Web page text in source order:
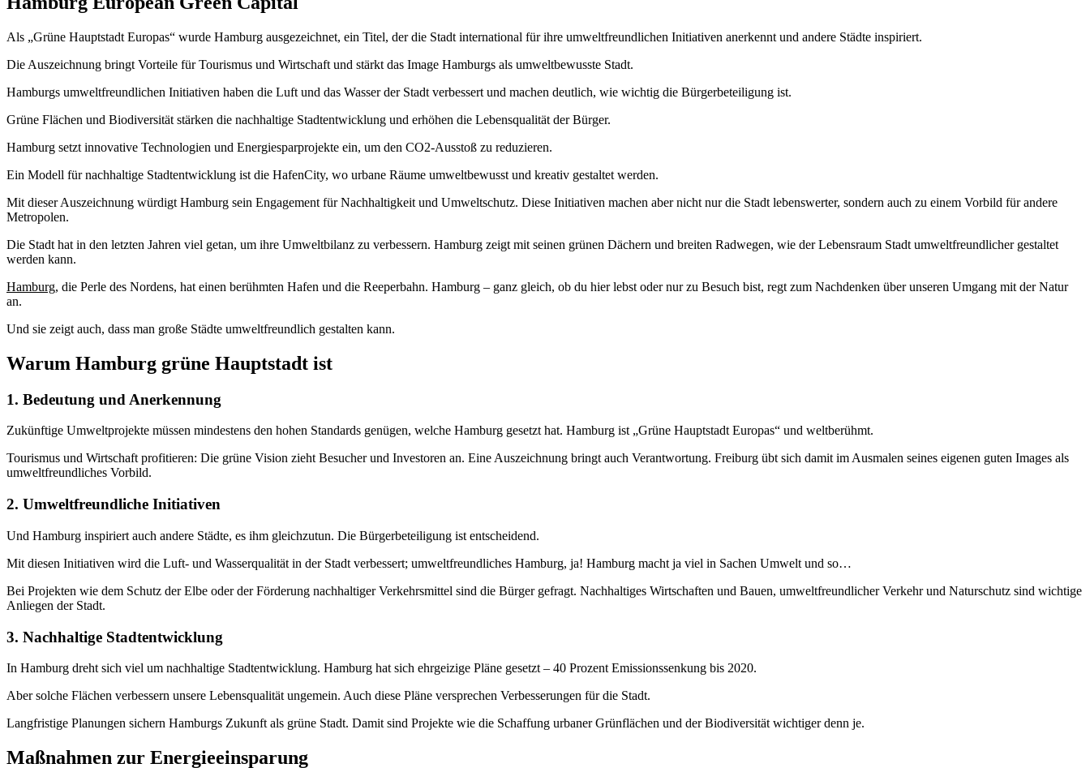
Als „Grüne Hauptstadt Europas“ wurde Hamburg ausgezeichnet, ein Titel, der die Stadt international für ihre umweltfreundlichen Initiativen anerkennt und andere Städte inspiriert.
Die Auszeichnung bringt Vorteile für Tourismus und Wirtschaft und stärkt das Image Hamburgs als umweltbewusste Stadt.
Hamburgs umweltfreundlichen Initiativen haben die Luft und das Wasser der Stadt verbessert und machen deutlich, wie wichtig die Bürgerbeteiligung ist.
Grüne Flächen und Biodiversität stärken die nachhaltige Stadtentwicklung und erhöhen die Lebensqualität der Bürger.
Hamburg setzt innovative Technologien und Energiesparprojekte ein, um den CO2-Ausstoß zu reduzieren.
Ein Modell für nachhaltige Stadtentwicklung ist die HafenCity, wo urbane Räume umweltbewusst und kreativ gestaltet werden.
Mit dieser Auszeichnung würdigt Hamburg sein Engagement für Nachhaltigkeit und Umweltschutz. Diese Initiativen machen aber nicht nur die Stadt lebenswerter, sondern auch zu einem Vorbild für andere
Metropolen.
Die Stadt hat in den letzten Jahren viel getan, um ihre Umweltbilanz zu verbessern. Hamburg zeigt mit seinen grünen Dächern und breiten Radwegen, wie der Lebensraum Stadt umweltfreundlicher gestaltet
werden kann.
Hamburg, die Perle des Nordens, hat einen berühmten Hafen und die Reeperbahn. Hamburg – ganz gleich, ob du hier lebst oder nur zu Besuch bist, regt zum Nachdenken über unseren Umgang mit der Natur
an.
Und sie zeigt auch, dass man große Städte umweltfreundlich gestalten kann.
Warum Hamburg grüne Hauptstadt ist
1. Bedeutung und Anerkennung
Zukünftige Umweltprojekte müssen mindestens den hohen Standards genügen, welche Hamburg gesetzt hat. Hamburg ist „Grüne Hauptstadt Europas“ und weltberühmt.
Tourismus und Wirtschaft profitieren: Die grüne Vision zieht Besucher und Investoren an. Eine Auszeichnung bringt auch Verantwortung. Freiburg übt sich damit im Ausmalen seines eigenen guten Images als
umweltfreundliches Vorbild.
2. Umweltfreundliche Initiativen
Und Hamburg inspiriert auch andere Städte, es ihm gleichzutun. Die Bürgerbeteiligung ist entscheidend.
Mit diesen Initiativen wird die Luft- und Wasserqualität in der Stadt verbessert; umweltfreundliches Hamburg, ja! Hamburg macht ja viel in Sachen Umwelt und so…
Bei Projekten wie dem Schutz der Elbe oder der Förderung nachhaltiger Verkehrsmittel sind die Bürger gefragt. Nachhaltiges Wirtschaften und Bauen, umweltfreundlicher Verkehr und Naturschutz sind wichtige
Anliegen der Stadt.
3. Nachhaltige Stadtentwicklung
In Hamburg dreht sich viel um nachhaltige Stadtentwicklung. Hamburg hat sich ehrgeizige Pläne gesetzt – 40 Prozent Emissionssenkung bis 2020.
Aber solche Flächen verbessern unsere Lebensqualität ungemein. Auch diese Pläne versprechen Verbesserungen für die Stadt.
Langfristige Planungen sichern Hamburgs Zukunft als grüne Stadt. Damit sind Projekte wie die Schaffung urbaner Grünflächen und der Biodiversität wichtiger denn je.
Maßnahmen zur Energieeinsparung